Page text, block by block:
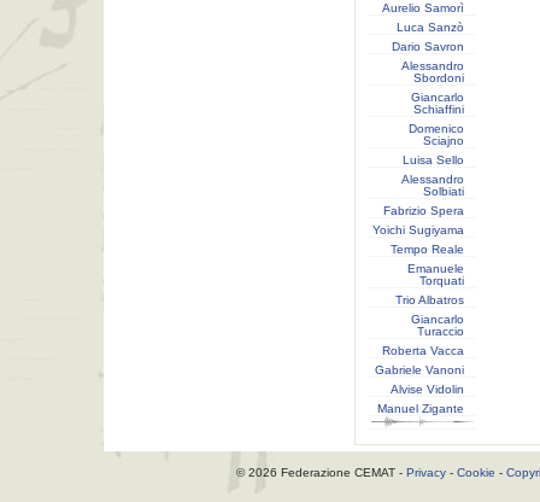
Aurelio Samorì
Luca Sanzò
Dario Savron
Alessandro
Sbordoni
Giancarlo
Schiaffini
Domenico
Sciajno
Luisa Sello
Alessandro
Solbiati
Fabrizio Spera
Yoichi Sugiyama
Tempo Reale
Emanuele
Torquati
Trio Albatros
Giancarlo
Turaccio
Roberta Vacca
Gabriele Vanoni
Alvise Vidolin
Manuel Zigante
© 2026 Federazione CEMAT - Privacy- Cookie -